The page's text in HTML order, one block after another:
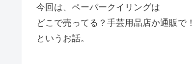
今回は、ペーパークイリングは
どこで売ってる？手芸用品店か通販で！
というお話。